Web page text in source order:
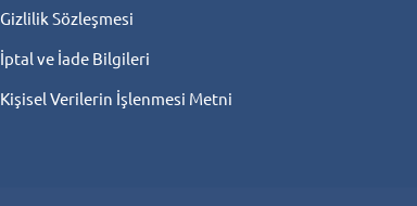
Gizlilik Sözleşmesi
İptal ve İade Bilgileri
Kişisel Verilerin İşlenmesi Metni